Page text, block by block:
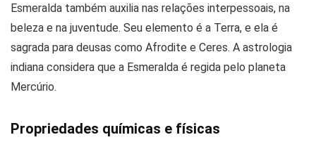
Esmeralda também auxilia nas relações interpessoais, na
beleza e na juventude. Seu elemento é a Terra, e ela é
sagrada para deusas como Afrodite e Ceres. A astrologia
indiana considera que a Esmeralda é regida pelo planeta
Mercúrio.
Propriedades químicas e físicas